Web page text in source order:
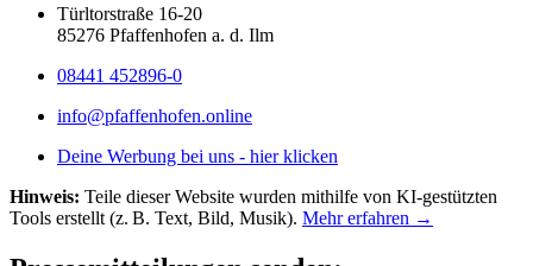
Türltorstraße 16-20
85276 Pfaffenhofen a. d. Ilm
08441 452896-0
info@pfaffenhofen.online
Deine Werbung bei uns - hier klicken
Hinweis: Teile dieser Website wurden mithilfe von KI-gestützten
Tools erstellt (z. B. Text, Bild, Musik). Mehr erfahren →